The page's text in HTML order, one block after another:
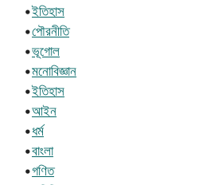
•ইতিহাস
•পৌরনীতি
•ভূগোল
•মনোবিজ্ঞান
•ইতিহাস
•আইন
•ধর্ম
•বাংলা
•গণিত